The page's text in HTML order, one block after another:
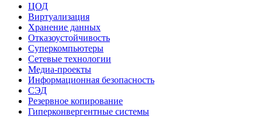
ЦОД
Виртуализация
Хранение данных
Отказоустойчивость
Суперкомпьютеры
Сетевые технологии
Медиа-проекты
Информационная безопасность
СЭД
Резервное копирование
Гиперконвергентные системы